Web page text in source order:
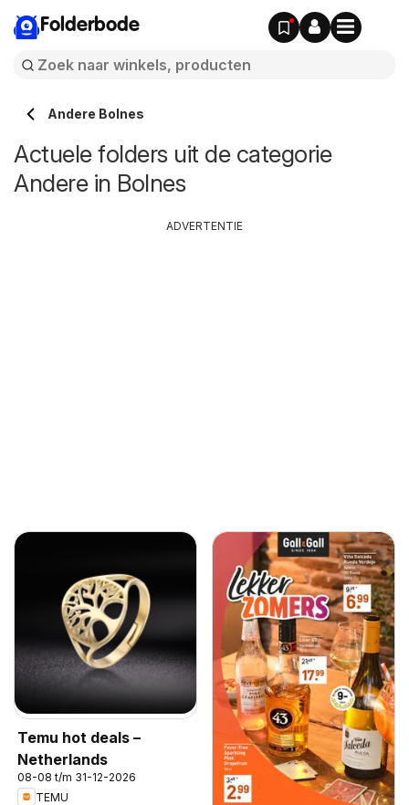
Folderbode
Andere Bolnes
Actuele folders uit de categorie
Andere in Bolnes
Temu hot deals –
Netherlands
08-08 t/m 31-12-2026
TEMU
ADVERTENTIE